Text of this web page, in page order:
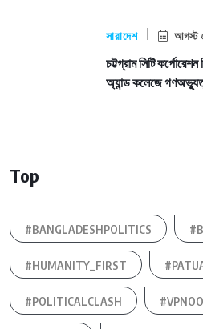
সারাদেশ আগস্ট
চট্টগ্রাম সিটি
অ্যান্ড কলেজে
Top
#BANGLADESHPOLITICS
#HUMANITY_FIRST
#POLITICALCLASH